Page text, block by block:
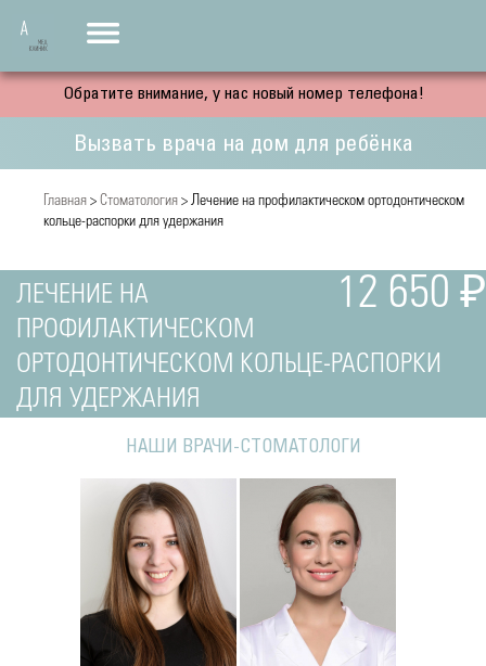
Обратите внимание, у нас новый номер телефона!
Вызвать врача на дом для ребёнка
Главная > Стоматология > Лечение на профилактическом ортодонтическом
кольце-распорки для удержания
12 650 ₽
ЛЕЧЕНИЕ НА
ПРОФИЛАКТИЧЕСКОМ
ОРТОДОНТИЧЕСКОМ КОЛЬЦЕ-РАСПОРКИ
ДЛЯ УДЕРЖАНИЯ
НАШИ ВРАЧИ-СТОМАТОЛОГИ
Подробнее
Джумаева
Стоматолог-ортопед
Подробнее
о Наталья
Стоматолог-терапевт